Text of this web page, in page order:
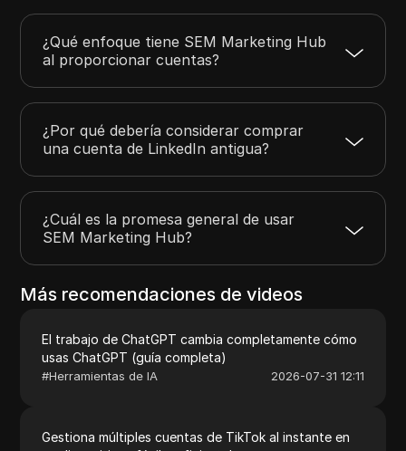
¿Qué enfoque tiene SEM Marketing Hub
al proporcionar cuentas?
¿Por qué debería considerar comprar
una cuenta de LinkedIn antigua?
¿Cuál es la promesa general de usar
SEM Marketing Hub?
Más recomendaciones de videos
El trabajo de ChatGPT cambia completamente cómo
usas ChatGPT (guía completa)
#Herramientas de IA 2026-07-31 12:11
Gestiona múltiples cuentas de TikTok al instante en